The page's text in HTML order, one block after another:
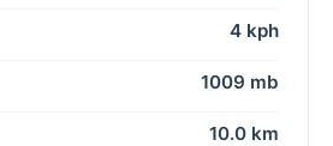
4 kph
1009 mb
10.0 km